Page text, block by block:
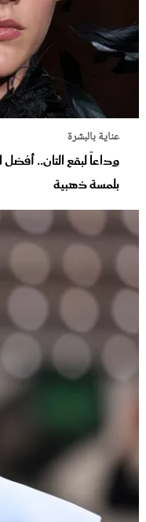
عناية بالبشرة
وداعاً لبقع التان.. أفضل
بلمسة ذهبية